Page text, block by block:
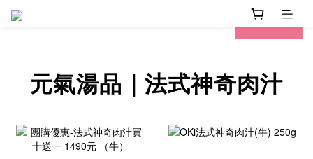
next
元氣湯品｜法式神奇肉汁